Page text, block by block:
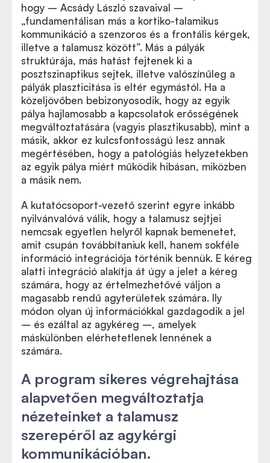
hogy – Acsády László szavaival –
„fundamentálisan más a kortiko-talamikus
kommunikáció a szenzoros és a frontális kérgek,
illetve a talamusz között”. Más a pályák
struktúrája, más hatást fejtenek ki a
posztszinaptikus sejtek, illetve valószínűleg a
pályák plaszticitása is eltér egymástól. Ha a
közeljövőben bebizonyosodik, hogy az egyik
pálya hajlamosabb a kapcsolatok erősségének
megváltoztatására (vagyis plasztikusabb), mint a
másik, akkor ez kulcsfontosságú lesz annak
megértésében, hogy a patológiás helyzetekben
az egyik pálya miért működik hibásan, miközben
a másik nem.
A kutatócsoport-vezető szerint egyre inkább
nyilvánvalóvá válik, hogy a talamusz sejtjei
nemcsak egyetlen helyről kapnak bemenetet,
amit csupán továbbítaniuk kell, hanem sokféle
információ integrációja történik bennük. E kéreg
alatti integráció alakítja át úgy a jelet a kéreg
számára, hogy az értelmezhetővé váljon a
magasabb rendű agyterületek számára. Ily
módon olyan új információkkal gazdagodik a jel
– és ezáltal az agykéreg –, amelyek
máskülönben elérhetetlenek lennének a
számára.
A program sikeres végrehajtása
alapvetően megváltoztatja
nézeteinket a talamusz
szerepéről az agykérgi
kommunikációban.